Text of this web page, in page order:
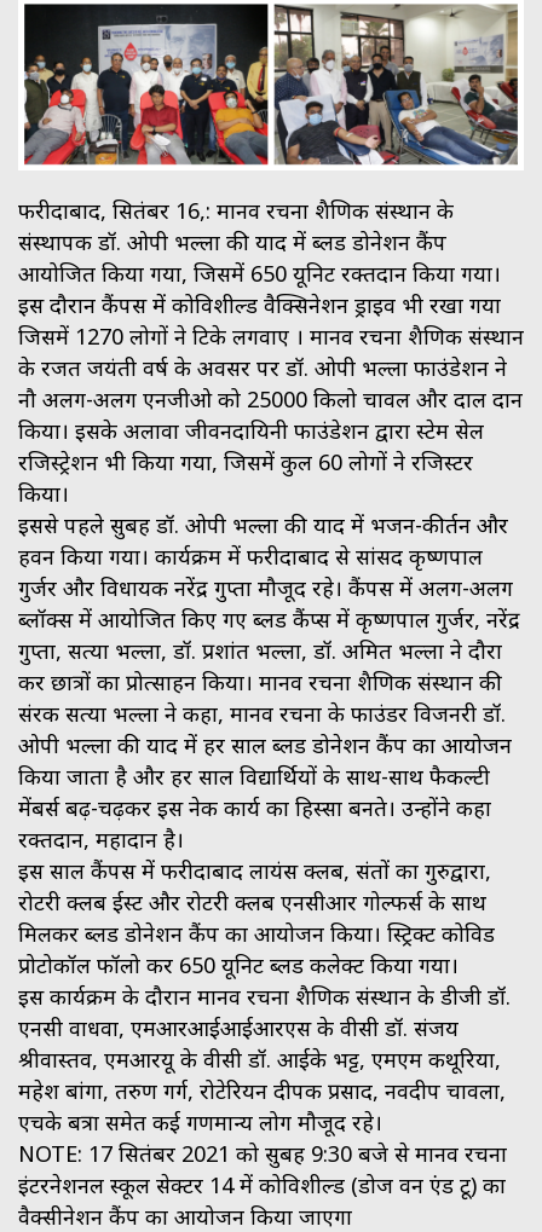
फरीदाबाद, सितंबर 16,: मानव रचना शैक्षणिक संस्थान के
संस्थापक डॉ. ओपी भल्ला की याद में ब्लड डोनेशन कैंप
आयोजित किया गया, जिसमें 650 यूनिट रक्तदान किया गया।
इस दौरान कैंपस में कोविशील्ड वैक्सिनेशन ड्राइव भी रखा गया
जिसमें 1270 लोगों ने टिके लगवाए । मानव रचना शैक्षणिक संस्थान
के रजत जयंती वर्ष के अवसर पर डॉ. ओपी भल्ला फाउंडेशन ने
नौ अलग-अलग एनजीओ को 25000 किलो चावल और दाल दान
किया। इसके अलावा जीवनदायिनी फाउंडेशन द्वारा स्टेम सेल
रजिस्ट्रेशन भी किया गया, जिसमें कुल 60 लोगों ने रजिस्टर
किया।
इससे पहले सुबह डॉ. ओपी भल्ला की याद में भजन-कीर्तन और
हवन किया गया। कार्यक्रम में फरीदाबाद से सांसद कृष्णपाल
गुर्जर और विधायक नरेंद्र गुप्ता मौजूद रहे। कैंपस में अलग-अलग
ब्लॉक्स में आयोजित किए गए ब्लड कैंप्स में कृष्णपाल गुर्जर, नरेंद्र
गुप्ता, सत्या भल्ला, डॉ. प्रशांत भल्ला, डॉ. अमित भल्ला ने दौरा
कर छात्रों का प्रोत्साहन किया। मानव रचना शैक्षणिक संस्थान की
संरक्षक सत्या भल्ला ने कहा, मानव रचना के फाउंडर विजनरी डॉ.
ओपी भल्ला की याद में हर साल ब्लड डोनेशन कैंप का आयोजन
किया जाता है और हर साल विद्यार्थियों के साथ-साथ फैकल्टी
मेंबर्स बढ़-चढ़कर इस नेक कार्य का हिस्सा बनते। उन्होंने कहा
रक्तदान, महादान है।
इस साल कैंपस में फरीदाबाद लायंस क्लब, संतों का गुरुद्वारा,
रोटरी क्लब ईस्ट और रोटरी क्लब एनसीआर गोल्फर्स के साथ
मिलकर ब्लड डोनेशन कैंप का आयोजन किया। स्ट्रिक्ट कोविड
प्रोटोकॉल फॉलो कर 650 यूनिट ब्लड कलेक्ट किया गया।
इस कार्यक्रम के दौरान मानव रचना शैक्षणिक संस्थान के डीजी डॉ.
एनसी वाधवा, एमआरआईआईआरएस के वीसी डॉ. संजय
श्रीवास्तव, एमआरयू के वीसी डॉ. आईके भट्ट, एमएम कथूरिया,
महेश बांगा, तरुण गर्ग, रोटेरियन दीपक प्रसाद, नवदीप चावला,
एचके बत्रा समेत कई गणमान्य लोग मौजूद रहे।
NOTE: 17 सितंबर 2021 को सुबह 9:30 बजे से मानव रचना
इंटरनेशनल स्कूल सेक्टर 14 में कोविशील्ड (डोज वन एंड टू) का
वैक्सीनेशन कैंप का आयोजन किया जाएगा